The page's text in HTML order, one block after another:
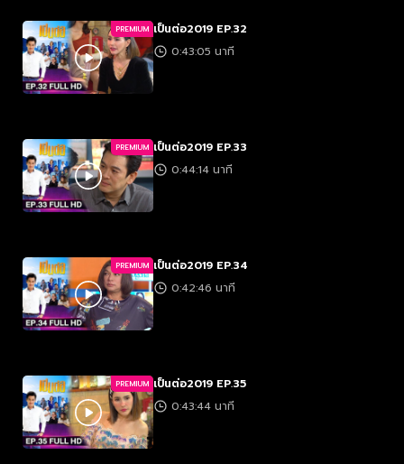
PREMIUM เป็นต่อ2019 EP.32
0:43:05 นาที
PREMIUM เป็นต่อ2019 EP.33
0:44:14 นาที
PREMIUM เป็นต่อ2019 EP.34
0:42:46 นาที
PREMIUM เป็นต่อ2019 EP.35
0:43:44 นาที